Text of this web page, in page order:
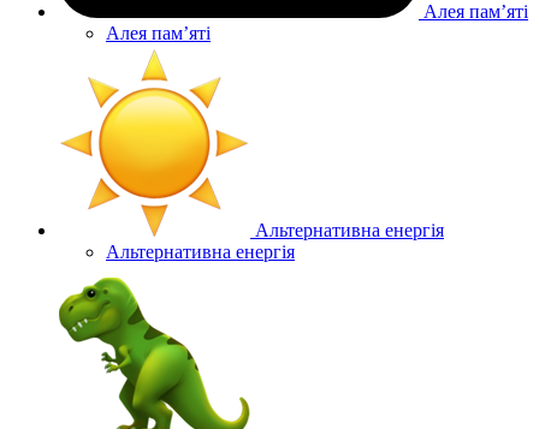
Алея памʼяті
Алея памʼяті
Альтернативна енергія
Альтернативна енергія